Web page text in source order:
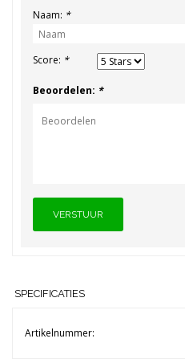
Naam: *
Score: *
Beoordelen: *
VERSTUUR
SPECIFICATIES
Artikelnummer: